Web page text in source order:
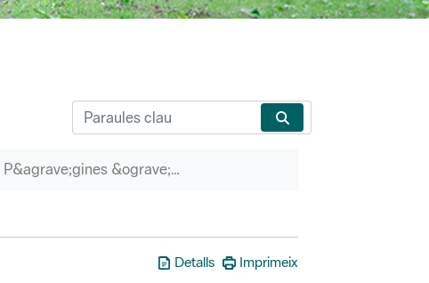
P&agrave;gines &ograve;rfenes
Detalls Imprimeix